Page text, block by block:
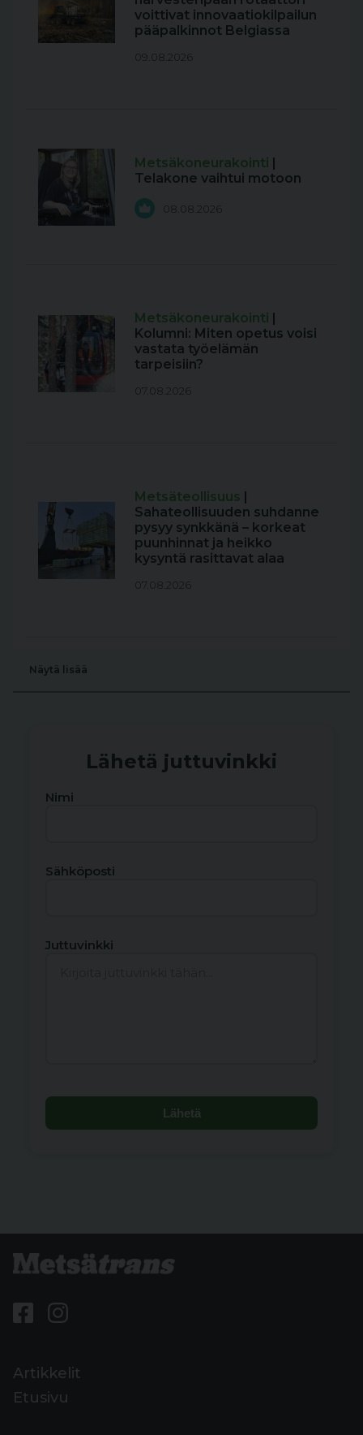
voittivat innovaatiokilpailun
pääpalkinnot Belgiassa
09.08.2026
Metsäkoneurakointi
Telakone vaihtui motoon
08.08.2026
Metsäkoneurakointi
Kolumni: Miten opetus voisi
vastata työelämän
tarpeisiin?
07.08.2026
Metsäteollisuus
Sahateollisuuden suhdanne
pysyy synkkänä – korkeat
puunhinnat ja heikko
kysyntä rasittavat alaa
07.08.2026
Näytä lisää
Lähetä juttuvinkki
Nimi
Sähköposti
Juttuvinkki
Lähetä
Artikkelit
Etusivu